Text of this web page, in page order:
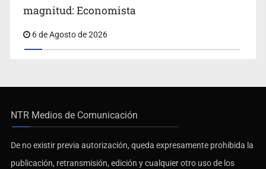
magnitud: Economista
6 de Agosto de 2026
NTR Medios de Comunicación
De no existir previa autorización, queda expresamente prohibida la
publicación, retransmisión, edición y cualquier otro uso de los